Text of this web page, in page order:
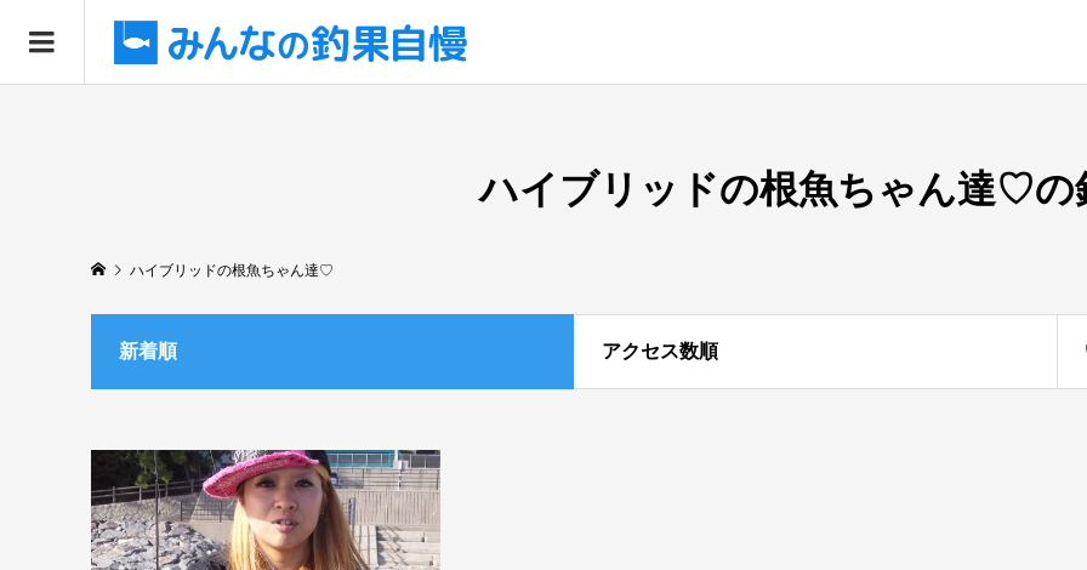
ハイブリッドの根魚ちゃん達♡の
ハイブリッドの根魚ちゃん達♡
新着順 アクセス数順